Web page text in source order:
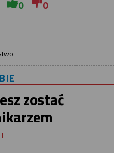
0 0
zostać